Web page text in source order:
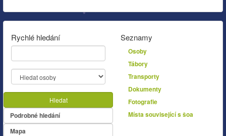
Rychlé hledání
Hledat
Podrobné hledání
Mapa
Seznamy
Osoby
Tábory
Transporty
Dokumenty
Fotografie
Místa související s šoa